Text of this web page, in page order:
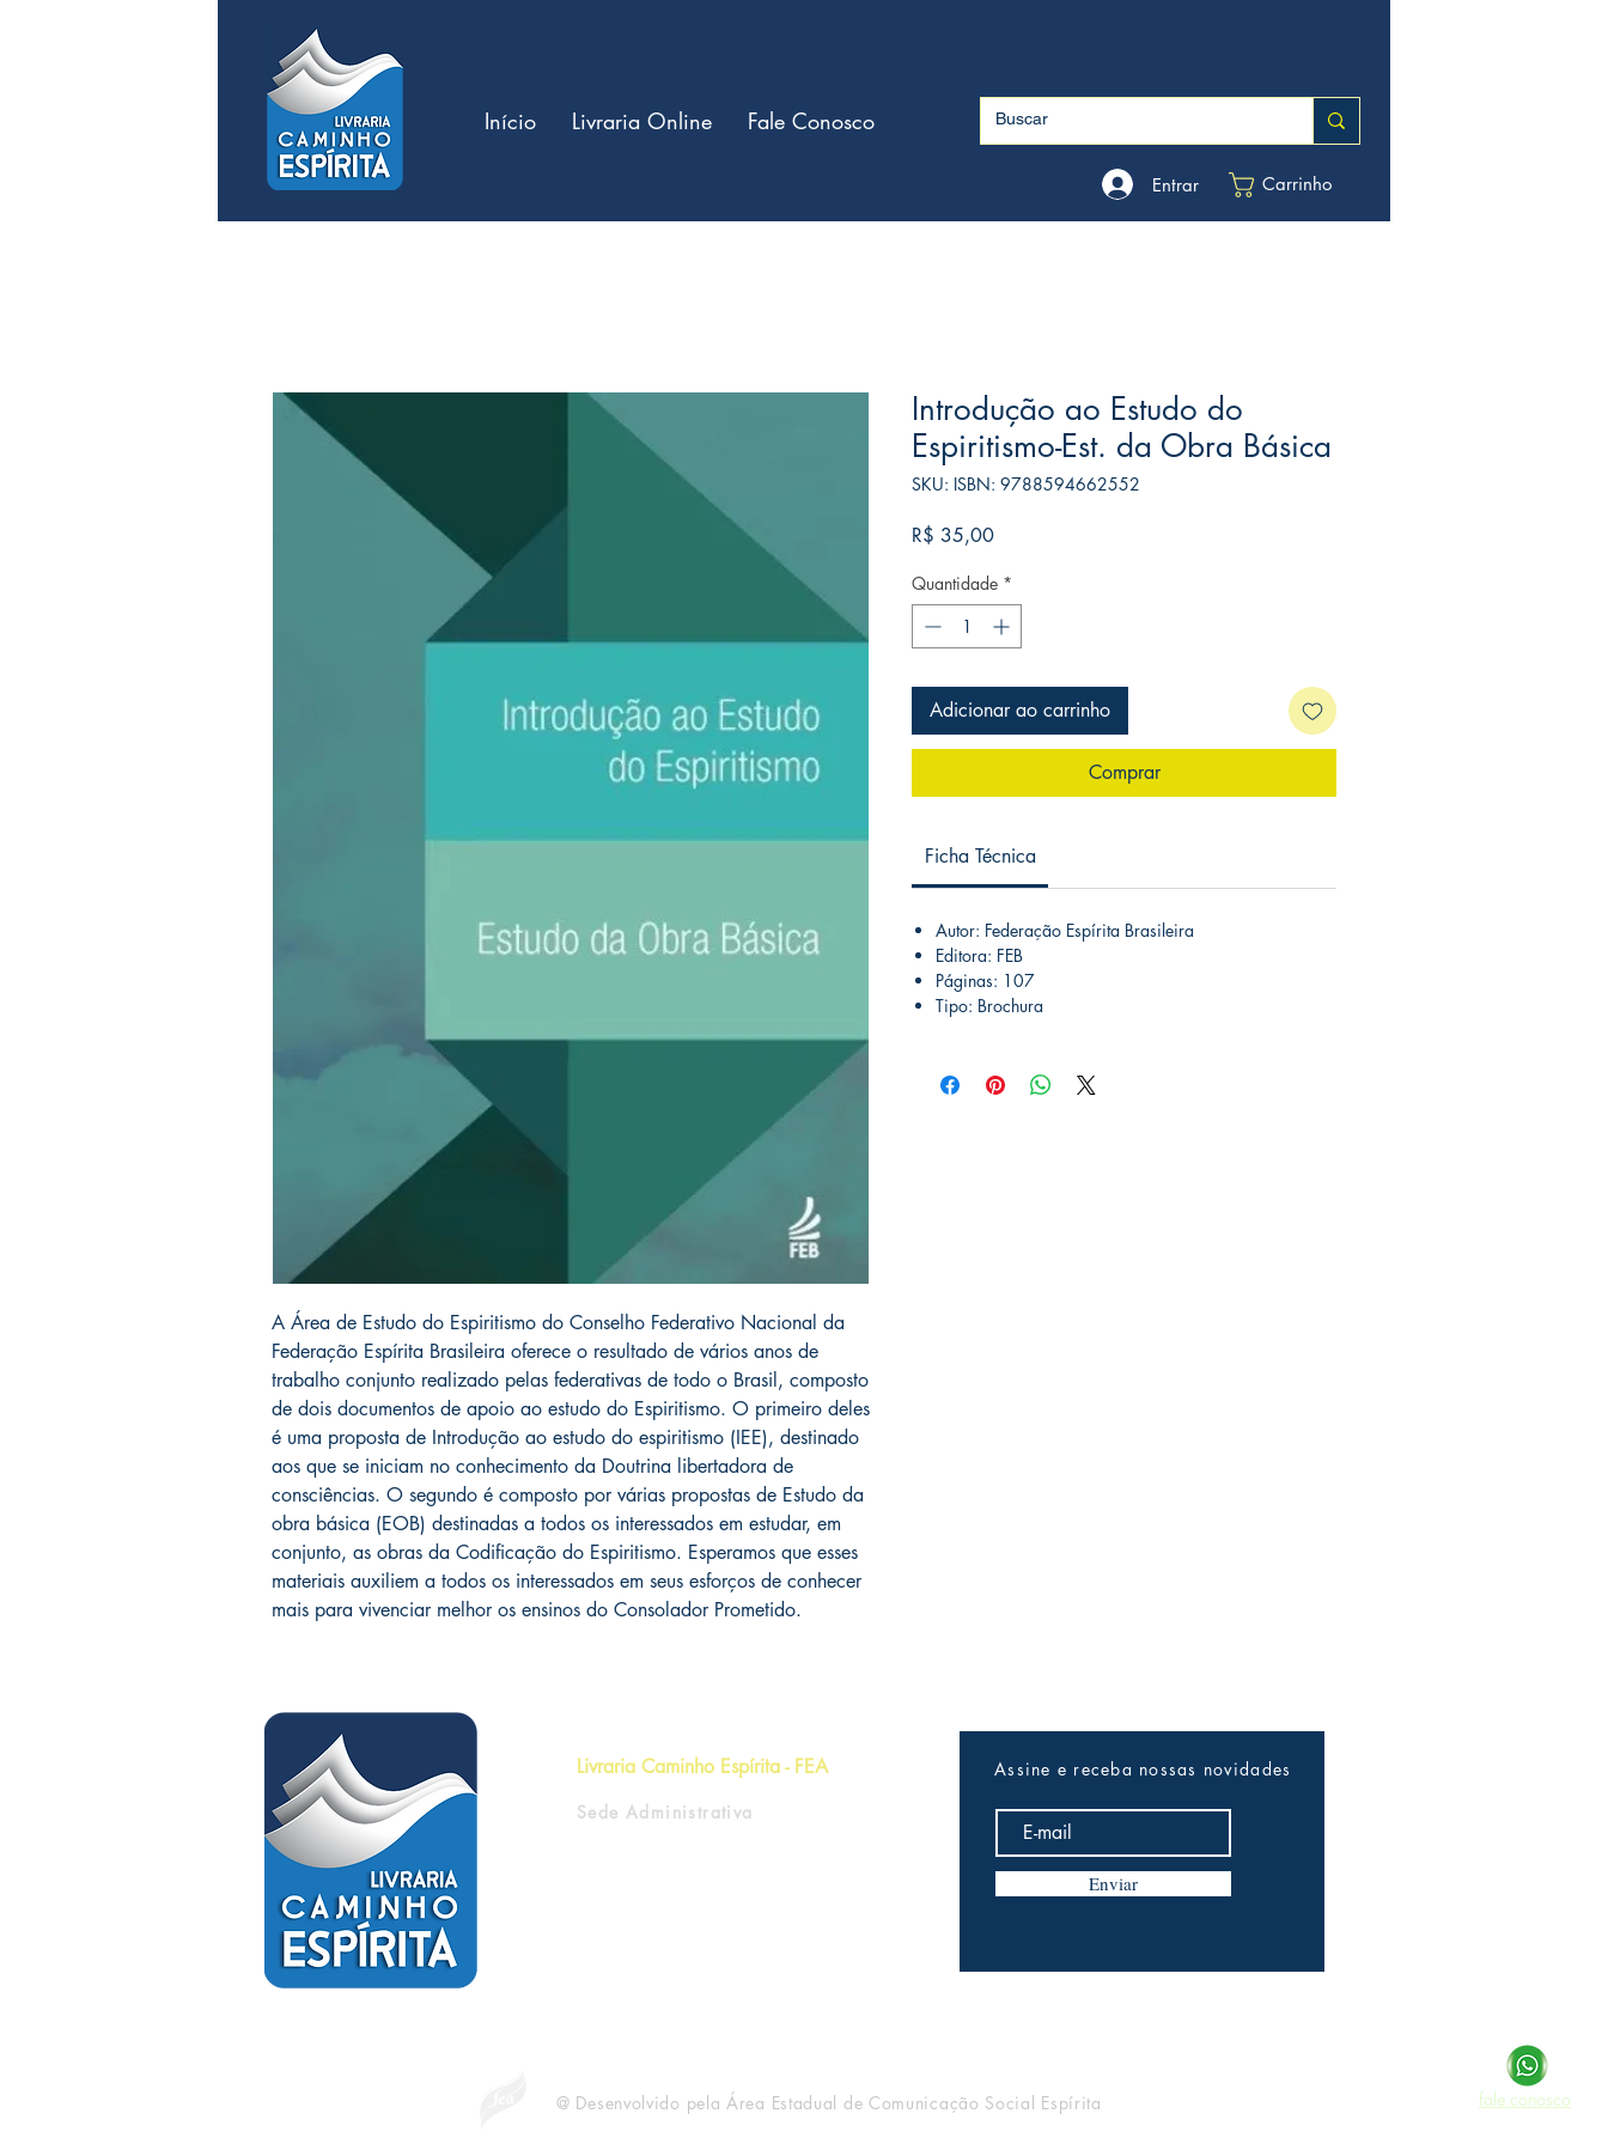
Início Livraria Online Fale Conosco
Entrar Carrinho
A Área de Estudo do Espiritismo do Conselho Federativo Nacional da
Federação Espírita Brasileira oferece o resultado de vários anos de
trabalho conjunto realizado pelas federativas de todo o Brasil, composto
de dois documentos de apoio ao estudo do Espiritismo. O primeiro deles
é uma proposta de Introdução ao estudo do espiritismo (IEE), destinado
aos que se iniciam no conhecimento da Doutrina libertadora de
consciências. O segundo é composto por várias propostas de Estudo da
obra básica (EOB) destinadas a todos os interessados em estudar, em
conjunto, as obras da Codificação do Espiritismo. Esperamos que esses
materiais auxiliem a todos os interessados em seus esforços de conhecer
mais para vivenciar melhor os ensinos do Consolador Prometido.
Introdução ao Estudo do
Espiritismo-Est. da Obra Básica
SKU: ISBN: 9788594662552
R$ 35,00Preço
Quantidade *
Adicionar ao carrinho
Comprar
Ficha Técnica
Autor: Federação Espírita Brasileira
Editora: FEB
Páginas: 107
Tipo: Brochura
fale conosco
Livraria Caminho Espírita - FEA
Sede Administrativa
Assine e receba nossas novidades
Enviar
@ Desenvolvido pela Área Estadual de Comunicação Social Espírita